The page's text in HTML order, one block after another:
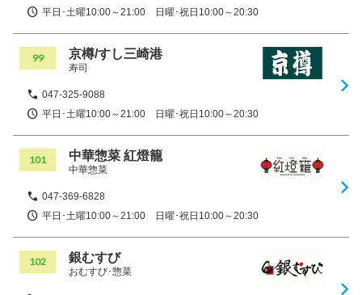
平日･土曜10:00～21:00 日曜･祝日10:00～20:30
99 京樽/すし三崎港
寿司
047-325-9088
平日･土曜10:00～21:00 日曜･祝日10:00～20:30
101 中華惣菜 紅燈籠
中華惣菜
047-369-6828
平日･土曜10:00～21:00 日曜･祝日10:00～20:30
102 銀むすび
おむすび･惣菜